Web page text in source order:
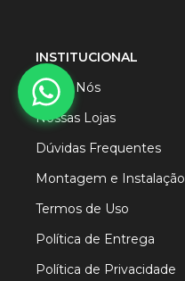
INSTITUCIONAL
Sobre Nós
Nossas Lojas
Dúvidas Frequentes
Montagem e Instalação
Termos de Uso
Política de Entrega
Política de Privacidade